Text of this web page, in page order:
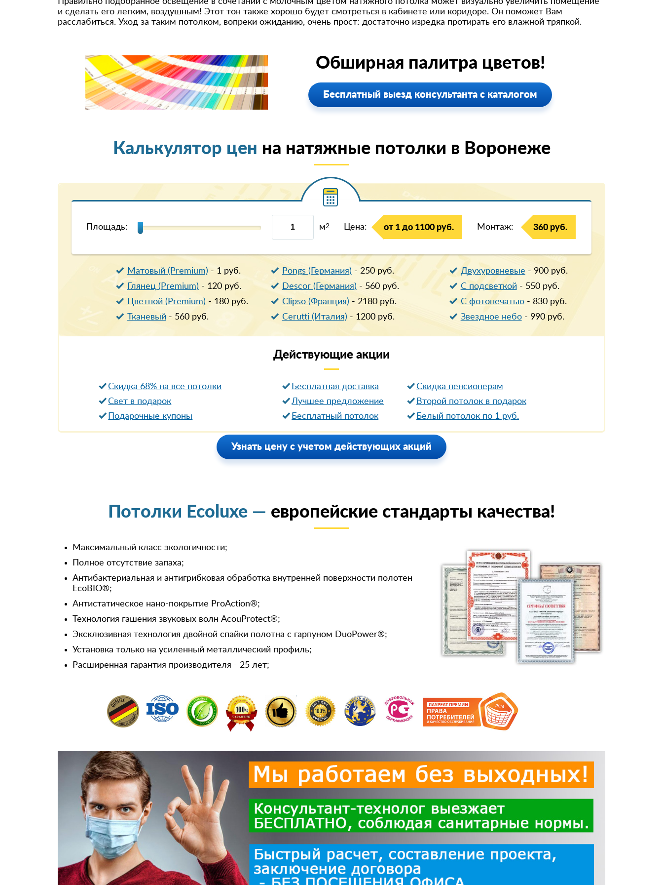
и сделать его легким, воздушным! Этот тон также хорошо будет смотреться в кабинете или коридоре. Он поможет Вам
расслабиться. Уход за таким потолком, вопреки ожиданию, очень прост: достаточно изредка протирать его влажной тряпкой.
Обширная палитра цветов!
Бесплатный выезд консультанта с каталогом
Калькулятор цен на натяжные потолки в Воронеже
Площадь: м2 Цена: от 1 до 1100 руб. Монтаж: 360 руб.
Матовый (Premium) - 1руб. Двухуровневые - 900руб.
Pongs (Германия) - 250руб.
Глянец (Premium) - 120руб. С подсветкой- 550руб.
Descor (Германия) - 560руб.
Цветной (Premium) - 180руб. С фотопечатью- 830руб.
Clipso (Франция) - 2180руб.
Тканевый- 560руб. Звездное небо- 990руб.
Cerutti (Италия) - 1200руб.
Действующие акции
Скидка 68% на все потолки Бесплатная доставка
Cкидка пенсионерам
Свет в подарок
Лучшее предложение
Второй потолок в подарок
Подарочные купоны
Бесплатный потолок Белый потолок по 1 руб.
Узнать цену с учетом действующих акций
Потолки Ecoluxe — европейские стандарты качества!
Максимальный класс экологичности;
Полное отсутствие запаха;
Антибактериальная и антигрибковая обработка внутренней поверхности полотен
EcoBIO®;
Антистатическое нано-покрытие ProAction®;
Технология гашения звуковых волн AcouProtect®;
Эксклюзивная технология двойной спайки полотна с гарпуном DuoPower®;
Установка только на усиленный металлический профиль;
Расширенная гарантия производителя - 25 лет;